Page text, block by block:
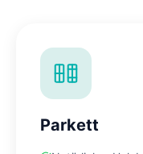
Parkett